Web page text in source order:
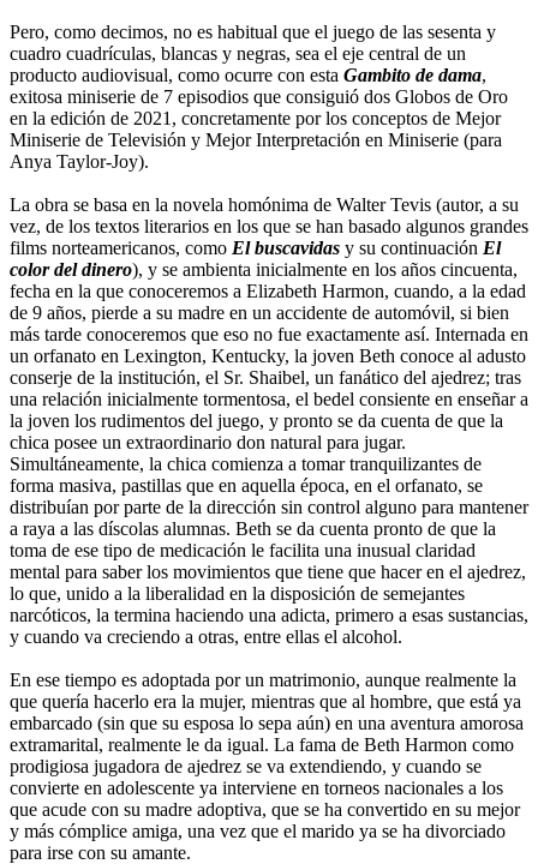
Pero, como decimos, no es habitual que el juego de las sesenta y
cuadro cuadrículas, blancas y negras, sea el eje central de un
producto audiovisual, como ocurre con esta Gambito de dama,
exitosa miniserie de 7 episodios que consiguió dos Globos de Oro
en la edición de 2021, concretamente por los conceptos de Mejor
Miniserie de Televisión y Mejor Interpretación en Miniserie (para
Anya Taylor-Joy).
La obra se basa en la novela homónima de Walter Tevis (autor, a su
vez, de los textos literarios en los que se han basado algunos grandes
films norteamericanos, como El buscavidas y su continuación El
color del dinero), y se ambienta inicialmente en los años cincuenta,
fecha en la que conoceremos a Elizabeth Harmon, cuando, a la edad
de 9 años, pierde a su madre en un accidente de automóvil, si bien
más tarde conoceremos que eso no fue exactamente así. Internada en
un orfanato en Lexington, Kentucky, la joven Beth conoce al adusto
conserje de la institución, el Sr. Shaibel, un fanático del ajedrez; tras
una relación inicialmente tormentosa, el bedel consiente en enseñar a
la joven los rudimentos del juego, y pronto se da cuenta de que la
chica posee un extraordinario don natural para jugar.
Simultáneamente, la chica comienza a tomar tranquilizantes de
forma masiva, pastillas que en aquella época, en el orfanato, se
distribuían por parte de la dirección sin control alguno para mantener
a raya a las díscolas alumnas. Beth se da cuenta pronto de que la
toma de ese tipo de medicación le facilita una inusual claridad
mental para saber los movimientos que tiene que hacer en el ajedrez,
lo que, unido a la liberalidad en la disposición de semejantes
narcóticos, la termina haciendo una adicta, primero a esas sustancias,
y cuando va creciendo a otras, entre ellas el alcohol.
En ese tiempo es adoptada por un matrimonio, aunque realmente la
que quería hacerlo era la mujer, mientras que al hombre, que está ya
embarcado (sin que su esposa lo sepa aún) en una aventura amorosa
extramarital, realmente le da igual. La fama de Beth Harmon como
prodigiosa jugadora de ajedrez se va extendiendo, y cuando se
convierte en adolescente ya interviene en torneos nacionales a los
que acude con su madre adoptiva, que se ha convertido en su mejor
y más cómplice amiga, una vez que el marido ya se ha divorciado
para irse con su amante.